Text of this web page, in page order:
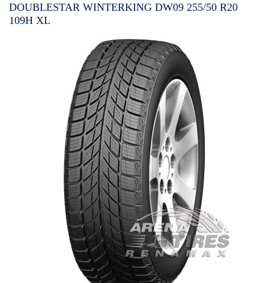
DOUBLESTAR WINTERKING DW09 255/50 R20
109H XL